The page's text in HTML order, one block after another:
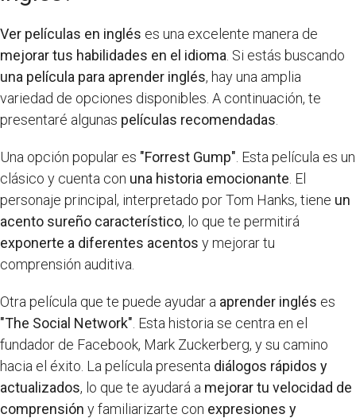
Ver películas en inglés es una excelente manera de
mejorar tus habilidades en el idioma . Si estás buscando
una película para aprender inglés, hay una amplia
variedad de opciones disponibles. A continuación, te
presentaré algunas películas recomendadas
Una opción popular es "Forrest Gump" . Esta película es un
clásico y cuenta con una historia emocionante . El
personaje principal, interpretado por Tom Hanks, tiene un
acento sureño característico, lo que te permitirá
exponerte a diferentes acentos y mejorar tu
comprensión auditiva.
Otra película que te puede ayudar a aprender inglés es
"The Social Network" . Esta historia se centra en el
fundador de Facebook, Mark Zuckerberg, y su camino
hacia el éxito. La película presenta diálogos rápidos y
actualizados, lo que te ayudará a mejorar tu velocidad de
comprensión y familiarizarte con expresiones y